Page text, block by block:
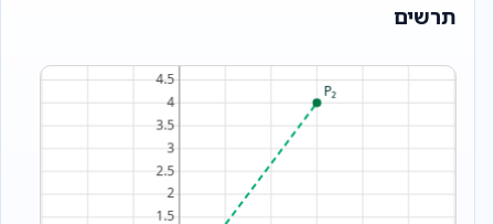
תרשים